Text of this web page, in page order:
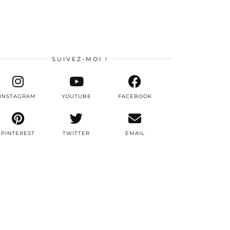
SUIVEZ-MOI !
TWITTER
INSTAGRAM FACEBOOK
PINTEREST
YOUTUBE
EMAIL